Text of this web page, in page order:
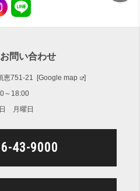
問い合わせ
恵751-21 [Google map
]
～18:00
月曜日
43-9000